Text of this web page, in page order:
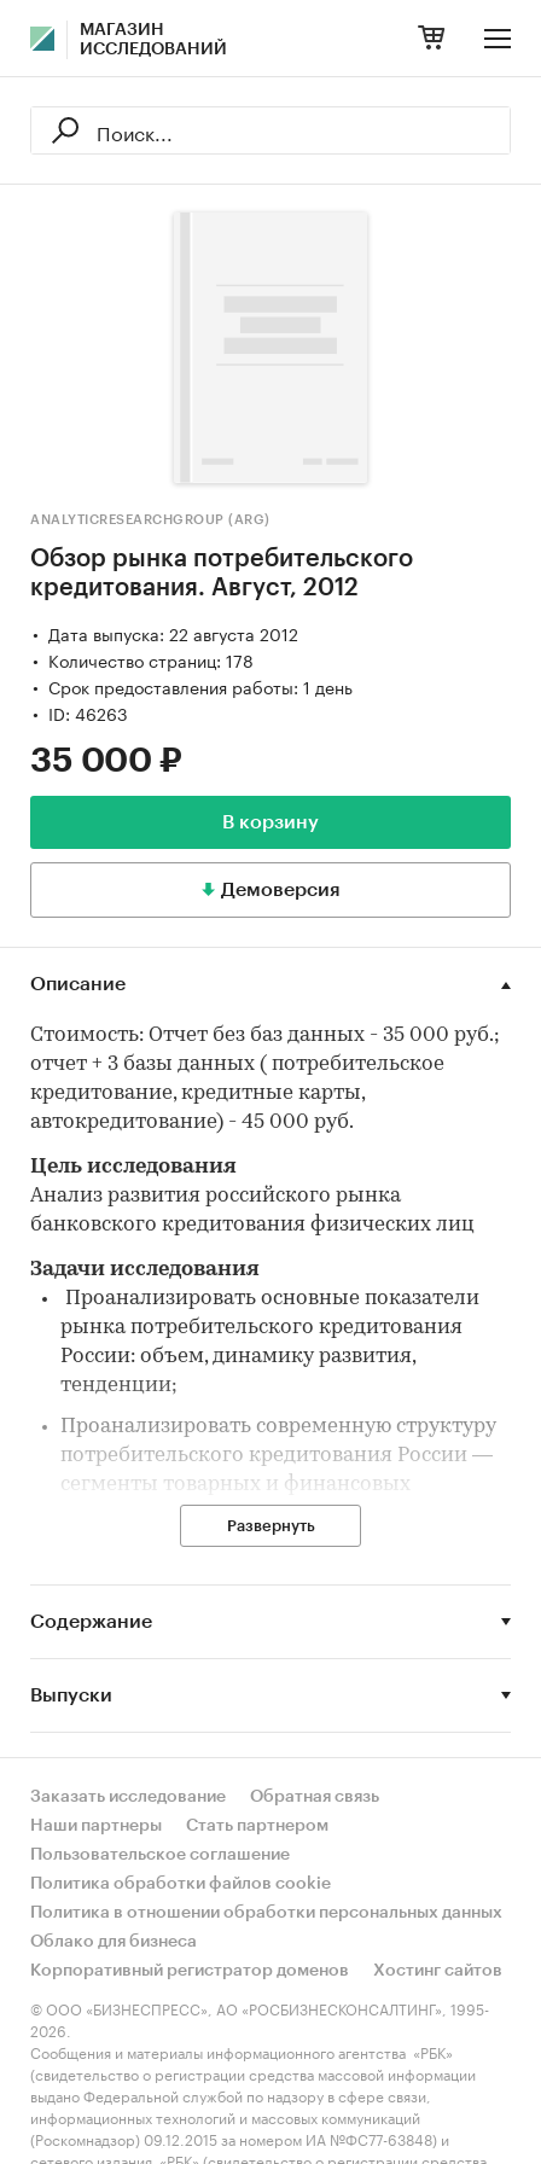
МАГАЗИН
ИССЛЕДОВАНИЙ
ANALYTICRESEARCHGROUP (ARG)
Обзор рынка потребительского
кредитования. Август, 2012
Дата выпуска: 22 августа 2012
Количество страниц: 178
Срок предоставления работы: 1 день
ID: 46263
35 000 ₽
В корзину
Демоверсия
Описание
Стоимость: Отчет без баз данных - 35 000 руб.;
отчет + 3 базы данных ( потребительское
кредитование, кредитные карты,
автокредитование) - 45 000 руб.
Цель исследования
Анализ развития российского рынка
банковского кредитования физических лиц
Задачи исследования
Проанализировать основные показатели
рынка потребительского кредитования
России: объем, динамику развития,
тенденции;
Проанализировать современную структуру
потребительского кредитования России —
сегменты товарных и финансовых
программ потребительского кредитования
Определить основные тенденции и
Сбор и анализ первичной информации по
деятельности и кредитным программам
банков;
Сбор и анализ вторичной информации
печатных и электронных деловых и
специализированных изданий.
Mystery-Shopping в банках путем
телефонных интервью со специалистами
банков.
Категории: Потребительские услуги / ... /
Кредиты /
Потребительские кредиты
Россия
Развернуть
Содержание
Выпуски
Заказать исследование
Обратная связь
Наши партнеры
Стать партнером
Пользовательское соглашение
Политика обработки файлов cookie
Политика в отношении обработки персональных данных
Облако для бизнеса
Корпоративный регистратор доменов
Хостинг сайтов
© ООО «БИЗНЕСПРЕСС», АО «РОСБИЗНЕСКОНСАЛТИНГ», 1995-
2026.
Сообщения и материалы информационного агентства «РБК»
(свидетельство о регистрации средства массовой информации
выдано Федеральной службой по надзору в сфере связи,
информационных технологий и массовых коммуникаций
(Роскомнадзор) 09.12.2015 за номером ИА №ФС77-63848) и